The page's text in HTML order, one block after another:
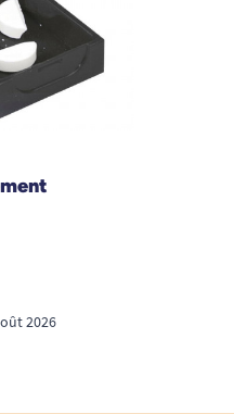
2026